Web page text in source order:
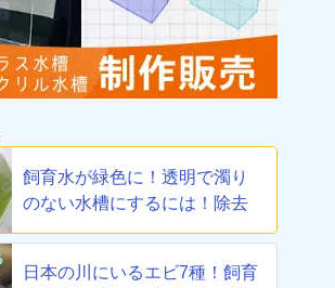
飼育水が緑色に！透明で濁り
のない水槽にするには！除去
方法教えます
日本の川にいるエビ7種！飼育